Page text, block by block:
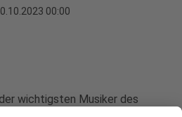
00:00
wichtigsten Musiker des